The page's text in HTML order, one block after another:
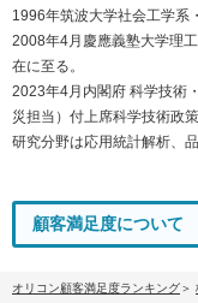
1996年筑波大学社会工学系
2008年4月慶應義塾大学理
在に至る。
2023年4月内閣府 科学技術
災担当）付上席科学技術政
研究分野は応用統計解析、
顧客満足度について
オリコン顧客満足度ランキング